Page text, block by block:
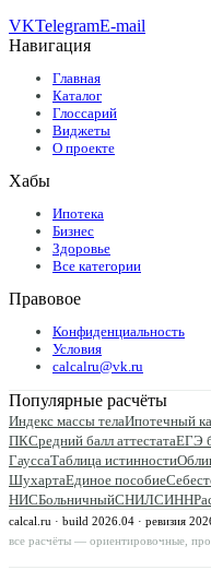
VKTelegramE-mail
Навигация
Главная
Каталог
Глоссарий
Виджеты
О проекте
Хабы
Ипотека
Бизнес
Здоровье
Все категории
Правовое
Конфиденциальность
Условия
calcalru@vk.ru
Популярные расчёты
Индекс массы телаИпотечный
ПКСредний балл аттестатаЕГЭ
ГауссаТаблица истинности
ШухартаЕдиное пособие
НИСБольничныйСНИЛСИНН
calcal.ru · build 2026.04 · ревизия
все расчёты — ориентировочные,